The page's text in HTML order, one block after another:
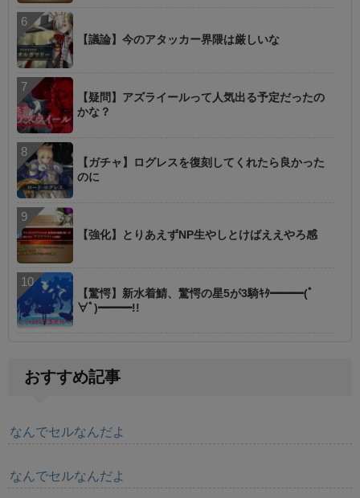
【議論】今のアタッカー界隈は厳しいな
【疑問】アズライールって人気出る予定だったの
かな？
【ガチャ】ログレスを復刻してくれたら良かった
のに
【強化】とりあえずNP生やしとけばええやろ感
【驚愕】新水着鯖、驚愕の星5が3騎ｷﾀ━━━(ﾟ
∀ﾟ)━━━!!
おすすめ記事
なんでセルなんだよ
なんでセルなんだよ